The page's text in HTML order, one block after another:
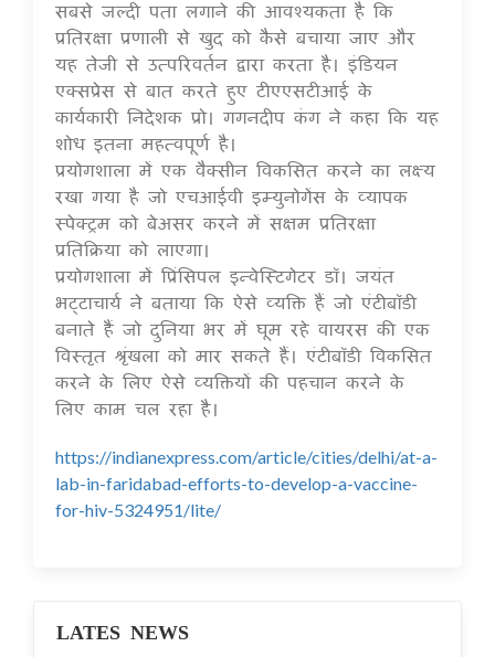
सबसे जल्दी पता लगाने की आवश्यकता है कि
प्रतिरक्षा प्रणाली से खुद को कैसे बचाया जाए और
यह तेजी से उत्परिवर्तन द्वारा करता है। इंडियन
एक्सप्रेस से बात करते हुए टीएएसटीआई के
कार्यकारी निदेशक प्रो। गगनदीप कंग ने कहा कि यह
शोध इतना महत्वपूर्ण है।
प्रयोगशाला में एक वैक्सीन विकसित करने का लक्ष्य
रखा गया है जो एचआईवी इम्युनोगेंस के व्यापक
स्पेक्ट्रम को बेअसर करने में सक्षम प्रतिरक्षा
प्रतिक्रिया को लाएगा।
प्रयोगशाला में प्रिंसिपल इन्वेस्टिगेटर डॉ। जयंत
भट्टाचार्य ने बताया कि ऐसे व्यक्ति हैं जो एंटीबॉडी
बनाते हैं जो दुनिया भर में घूम रहे वायरस की एक
विस्तृत श्रृंखला को मार सकते हैं। एंटीबॉडी विकसित
करने के लिए ऐसे व्यक्तियों की पहचान करने के
लिए काम चल रहा है।
https://indianexpress.com/article/cities/delhi/at-a-
lab-in-faridabad-efforts-to-develop-a-vaccine-
for-hiv-5324951/lite/
LATES NEWS